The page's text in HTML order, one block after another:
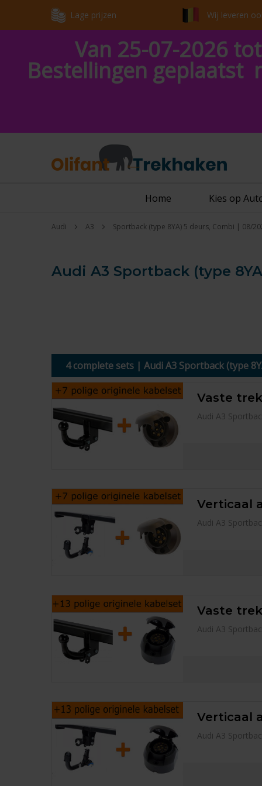
Lage prijzen Wij leveren
Van 25-07-2026
Bestellingen geplaatst
Home Kies op
Audi A3 Sportback (type 8YA) 5 deurs, Combi | 08/
Audi A3 Sportback (type
4 complete sets | Audi A3 Sportback (type
Vaste
Audi A3
Verticaal
Audi A3
Vaste
Audi A3
Verticaal
Audi A3